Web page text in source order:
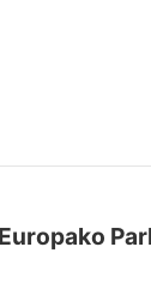
Europako